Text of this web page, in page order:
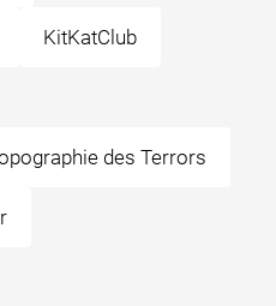
KitKatClub
des Terrors